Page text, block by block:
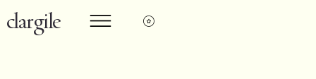
clargile